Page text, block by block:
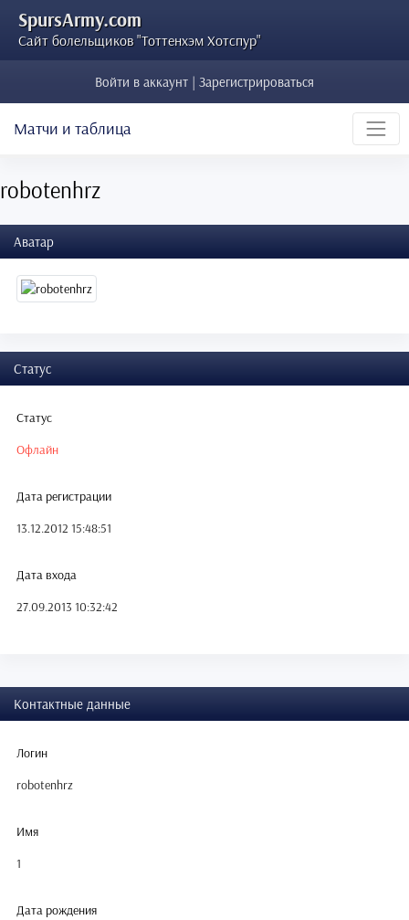
SpursArmy.com
Сайт болельщиков "Тоттенхэм Хотспур"
Войти в аккаунт | Зарегистрироваться
Матчи и таблица
robotenhrz
Аватар
Статус
Статус
Офлайн
Дата регистрации
13.12.2012 15:48:51
Дата входа
27.09.2013 10:32:42
Контактные данные
Логин
robotenhrz
Имя
1
Дата рождения